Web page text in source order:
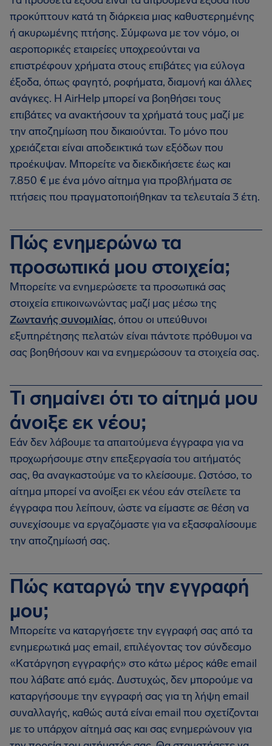
προκύπτουν κατά τη διάρκεια μιας καθυστερημένης
ή ακυρωμένης πτήσης. Σύμφωνα με τον νόμο, οι
αεροπορικές εταιρείες υποχρεούνται να
επιστρέφουν χρήματα στους επιβάτες για εύλογα
έξοδα, όπως φαγητό, ροφήματα, διαμονή και άλλες
ανάγκες. Η AirHelp μπορεί να βοηθήσει τους
επιβάτες να ανακτήσουν τα χρήματά τους μαζί με
την αποζημίωση που δικαιούνται. Το μόνο που
χρειάζεται είναι αποδεικτικά των εξόδων που
προέκυψαν. Μπορείτε να διεκδικήσετε έως και
7.850 € με ένα μόνο αίτημα για προβλήματα σε
πτήσεις που πραγματοποιήθηκαν τα τελευταία 3 έτη.
Πώς ενημερώνω τα
προσωπικά μου στοιχεία;
Μπορείτε να ενημερώσετε τα προσωπικά σας
στοιχεία επικοινωνώντας μαζί μας μέσω της
Ζωντανής συνομιλίας, όπου οι υπεύθυνοι
εξυπηρέτησης πελατών είναι πάντοτε πρόθυμοι να
σας βοηθήσουν και να ενημερώσουν τα στοιχεία σας.
Τι σημαίνει ότι το αίτημά μου
άνοιξε εκ νέου;
Εάν δεν λάβουμε τα απαιτούμενα έγγραφα για να
προχωρήσουμε στην επεξεργασία του αιτήματός
σας, θα αναγκαστούμε να το κλείσουμε. Ωστόσο, το
αίτημα μπορεί να ανοίξει εκ νέου εάν στείλετε τα
έγγραφα που λείπουν, ώστε να είμαστε σε θέση να
συνεχίσουμε να εργαζόμαστε για να εξασφαλίσουμε
την αποζημίωσή σας.
Πώς καταργώ την εγγραφή
μου;
Μπορείτε να καταργήσετε την εγγραφή σας από τα
ενημερωτικά μας email, επιλέγοντας τον σύνδεσμο
«Κατάργηση εγγραφής» στο κάτω μέρος κάθε email
που λάβατε από εμάς. Δυστυχώς, δεν μπορούμε να
καταργήσουμε την εγγραφή σας για τη λήψη email
συναλλαγής, καθώς αυτά είναι email που σχετίζονται
με το υπάρχον αίτημά σας και σας ενημερώνουν για